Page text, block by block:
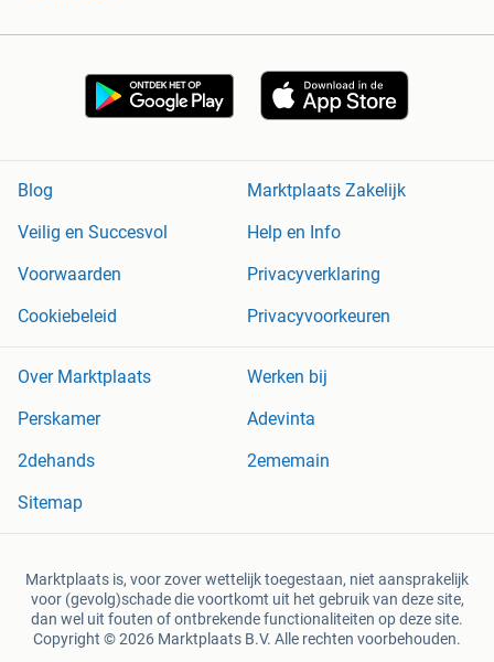
Blog
Marktplaats Zakelijk
Veilig en Succesvol
Help en Info
Voorwaarden
Privacyverklaring
Cookiebeleid
Privacyvoorkeuren
Over Marktplaats
Werken bij
Perskamer
Adevinta
2dehands
2ememain
Sitemap
Marktplaats is, voor zover wettelijk toegestaan, niet aansprakelijk
voor (gevolg)schade die voortkomt uit het gebruik van deze site,
dan wel uit fouten of ontbrekende functionaliteiten op deze site.
Copyright © 2026 Marktplaats B.V. Alle rechten voorbehouden.